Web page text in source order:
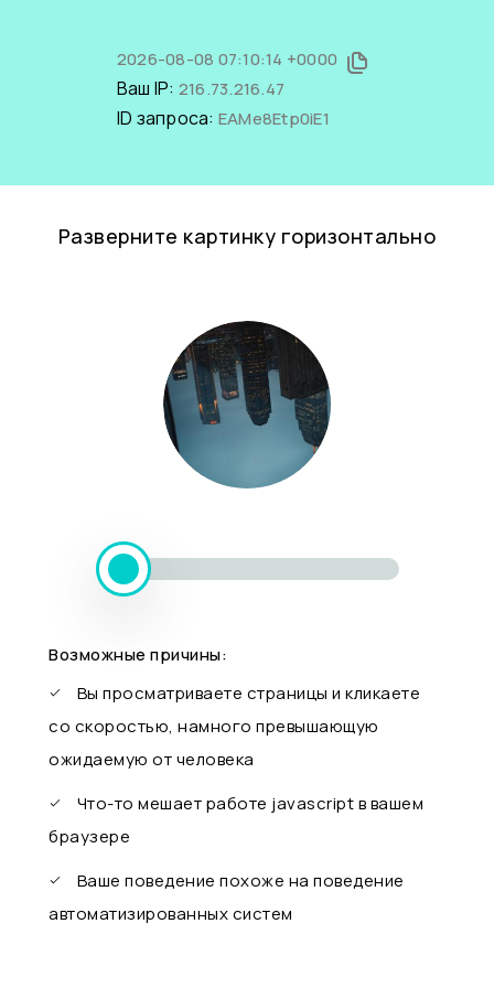
2026-08-08 07:10:14 +0000
Ваш IP: 216.73.216.47
ID запроса: EAMe8Etp0iE1
Разверните картинку горизонтально
Возможные причины:
Вы просматриваете страницы и кликаете
со скоростью, намного превышающую
ожидаемую от человека
Что-то мешает работе javascript в вашем
браузере
Ваше поведение похоже на поведение
автоматизированных систем